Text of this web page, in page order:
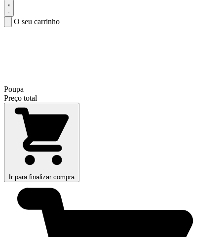
O seu carrinho
Poupa
Preço total
Ir para finalizar compra